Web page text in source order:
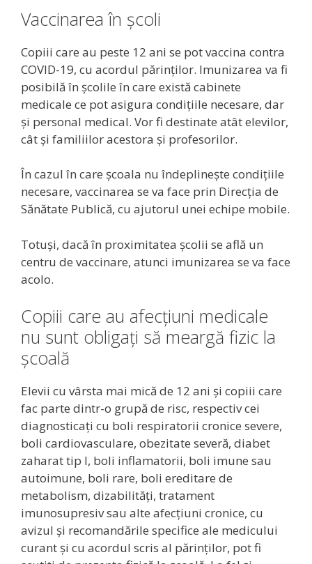
Vaccinarea în școli
Copiii care au peste 12 ani se pot vaccina contra
COVID-19, cu acordul părinților. Imunizarea va fi
posibilă în școlile în care există cabinete
medicale ce pot asigura condițiile necesare, dar
și personal medical. Vor fi destinate atât elevilor,
cât și familiilor acestora și profesorilor.
În cazul în care școala nu îndeplinește condițiile
necesare, vaccinarea se va face prin Direcția de
Sănătate Publică, cu ajutorul unei echipe mobile.
Totuși, dacă în proximitatea școlii se află un
centru de vaccinare, atunci imunizarea se va face
acolo.
Copiii care au afecțiuni medicale
nu sunt obligați să meargă fizic la
școală
Elevii cu vârsta mai mică de 12 ani și copiii care
fac parte dintr-o grupă de risc, respectiv cei
diagnosticați cu boli respiratorii cronice severe,
boli cardiovasculare, obezitate severă, diabet
zaharat tip I, boli inflamatorii, boli imune sau
autoimune, boli rare, boli ereditare de
metabolism, dizabilități, tratament
imunosupresiv sau alte afecțiuni cronice, cu
avizul și recomandările specifice ale medicului
curant și cu acordul scris al părinților, pot fi